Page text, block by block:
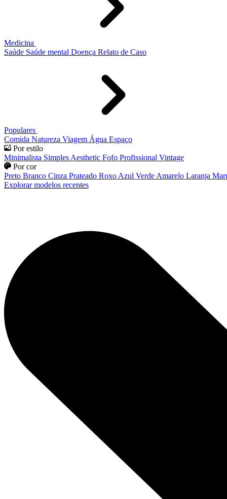
Medicina
Saúde Saúde mental Doença Relato de Caso
Populares
Comida Natureza Viagem Água Espaço
Por estilo
Minimalista Simples Aesthetic Fofo Profissional Vintage
Por cor
Preto Branco Cinza Prateado Roxo Azul Verde Amarelo Laranja
Explorar modelos recentes